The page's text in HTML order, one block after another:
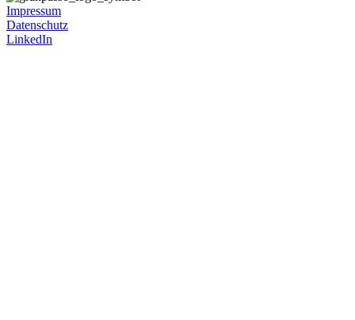
Impressum
Datenschutz
LinkedIn